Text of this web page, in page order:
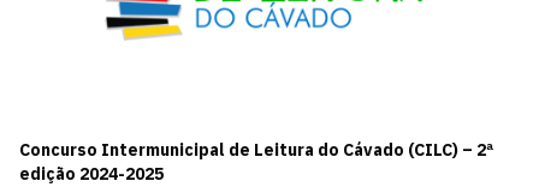
Concurso Intermunicipal de Leitura do Cávado (CILC) – 2ª
edição 2024-2025